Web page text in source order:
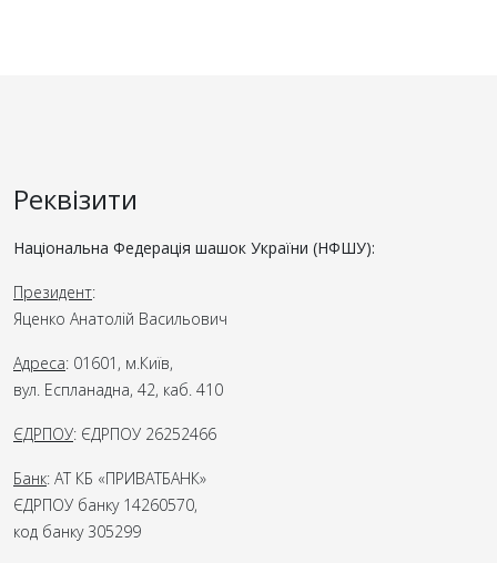
Реквізити
Національна Федерація шашок України (НФШУ):
Президент:
Яценко Анатолій Васильович
Адреса: 01601, м.Київ,
вул. Еспланадна, 42, каб. 410
ЄДРПОУ: ЄДРПОУ 26252466
Банк: АТ КБ «ПРИВАТБАНК»
ЄДРПОУ банку 14260570,
код банку 305299